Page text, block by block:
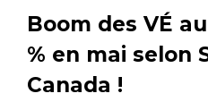
Boom des VÉ
% en mai selon
Canada !